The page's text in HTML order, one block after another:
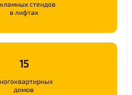
стендов
в лифтах
15
домов